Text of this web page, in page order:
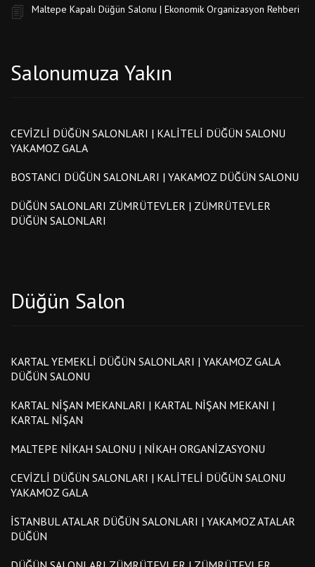
Maltepe Kapalı Düğün Salonu | Ekonomik Organizasyon Rehberi
Salonumuza Yakın
CEVIZLI DÜĞÜN SALONLARI | KALITELI DÜĞÜN SALONU
YAKAMOZ GALA
BOSTANCI DÜĞÜN SALONLARI | YAKAMOZ DÜĞÜN SALONU
DÜĞÜN SALONLARI ZÜMRÜTEVLER | ZÜMRÜTEVLER
DÜĞÜN SALONLARI
Düğün Salon
KARTAL YEMEKLI DÜĞÜN SALONLARI | YAKAMOZ GALA
DÜĞÜN SALONU
KARTAL NIŞAN MEKANLARI | KARTAL NIŞAN MEKANI |
KARTAL NIŞAN
MALTEPE NIKAH SALONU | NIKAH ORGANIZASYONU
CEVIZLI DÜĞÜN SALONLARI | KALITELI DÜĞÜN SALONU
YAKAMOZ GALA
İSTANBUL ATALAR DÜĞÜN SALONLARI | YAKAMOZ ATALAR
DÜĞÜN